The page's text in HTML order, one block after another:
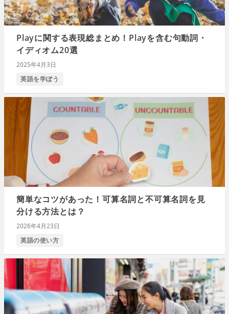
Playに関する表現総まとめ！Playを含む句動詞・
イディオム20選
2025年4月3日
英語を学ぼう
簡単なコツがあった！可算名詞と不可算名詞を見
分ける方法とは？
2026年4月23日
英語の使い方